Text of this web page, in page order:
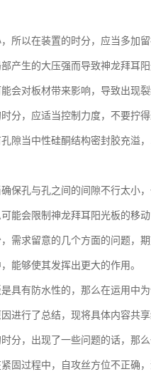
所以在装置的时分，应当多加
产生的大压强而导致神龙拜耳
会对板材带来影响，导致出现
分，应适当控制力度，不要拧
隙当中性硅酮结构密封胶充溢
保孔与孔之间的间隙不行太小
能会限制神龙拜耳阳光板的移动
需求留意的几个方面的问题，
能够使其发挥出更大的作用。
具有防水性的，那么在运用中
进行了总结，现将具体内容共
分，出现了一些问题的话，那
固过程中，自攻丝方位不正确